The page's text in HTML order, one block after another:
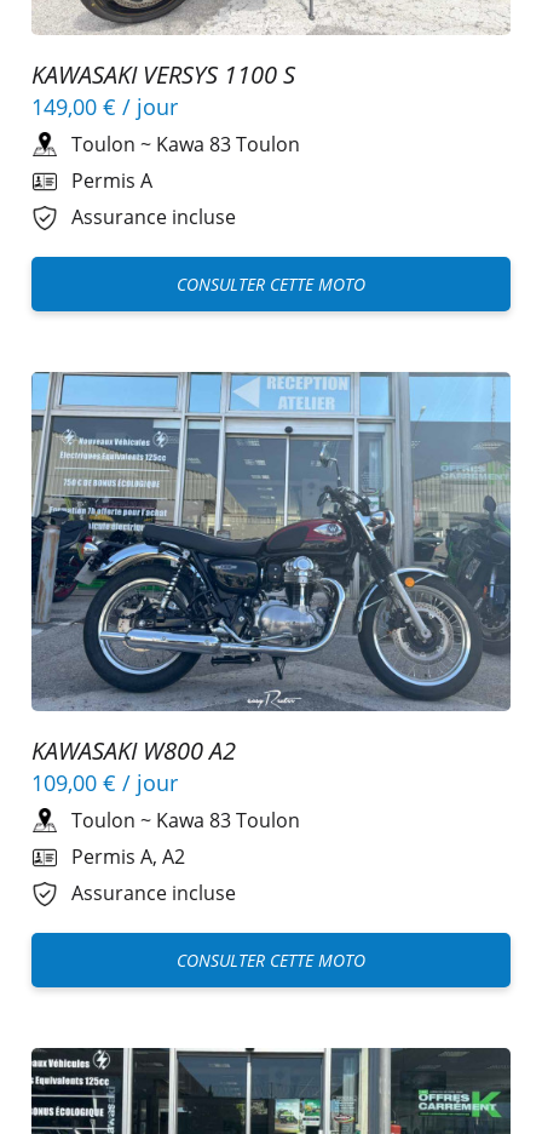
KAWASAKI VERSYS 1100 S
149,00 € / jour
Toulon ~ Kawa 83 Toulon
Permis A
Assurance incluse
CONSULTER CETTE MOTO
KAWASAKI W800 A2
109,00 € / jour
Toulon ~ Kawa 83 Toulon
Permis A, A2
Assurance incluse
CONSULTER CETTE MOTO